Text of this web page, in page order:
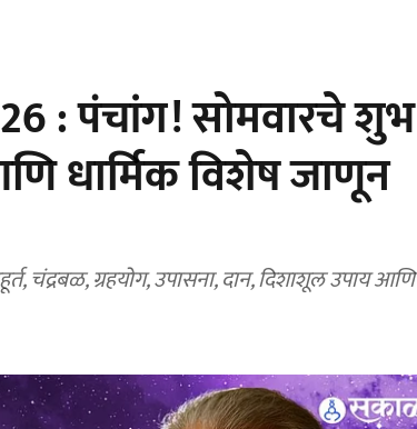
: पंचांग! सोमवारचे शुभ
धार्मिक विशेष जाणून
ग्रहयोग, उपासना, दान, दिशाशूल उपाय आणि